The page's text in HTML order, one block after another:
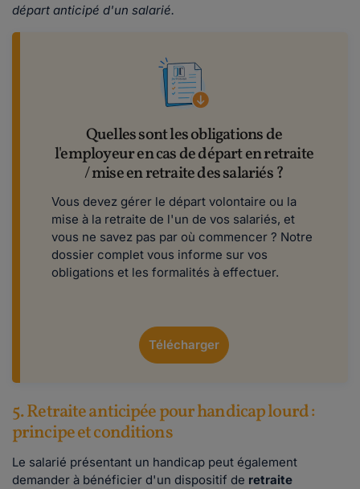
départ anticipé d'un salarié.
Quelles sont les obligations de
l'employeur en cas de départ en retraite
/ mise en retraite des salariés ?
Vous devez gérer le départ volontaire ou la
mise à la retraite de l'un de vos salariés, et
vous ne savez pas par où commencer ? Notre
dossier complet vous informe sur vos
obligations et les formalités à effectuer.
Télécharger
5. Retraite anticipée pour handicap lourd :
principe et conditions
Le salarié présentant un handicap peut également
demander à bénéficier d'un dispositif de retraite